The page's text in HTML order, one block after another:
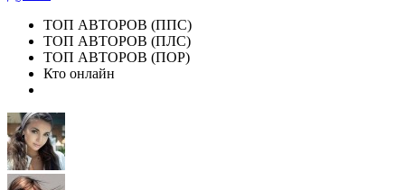
ТОП АВТОРОВ (ППС)
ТОП АВТОРОВ (ПЛС)
ТОП АВТОРОВ (ПОР)
Кто онлайн